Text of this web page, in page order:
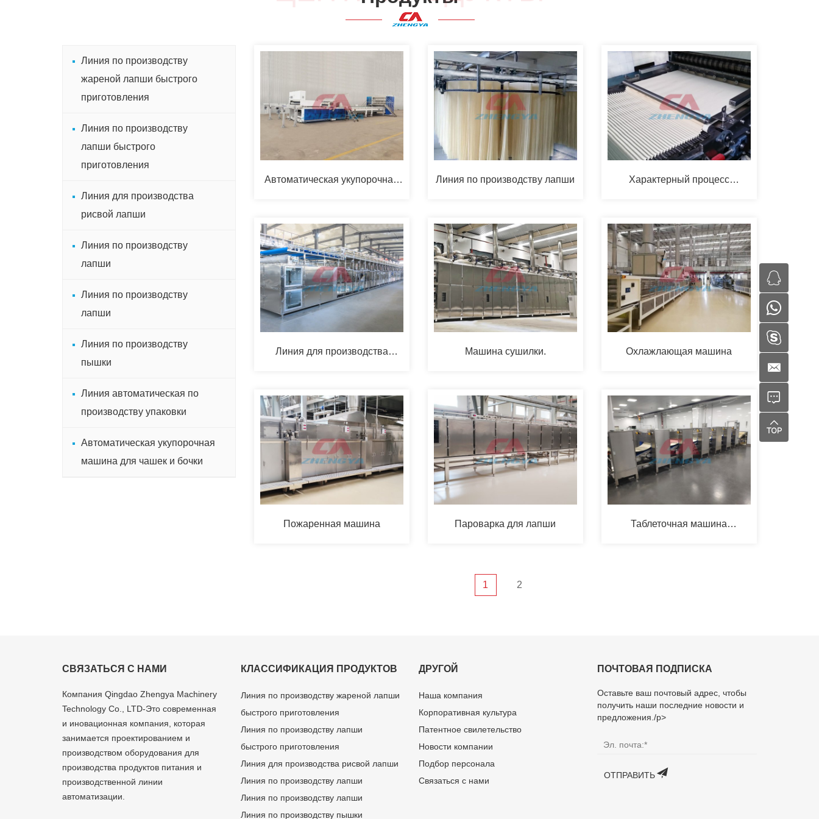
Линия по производству
жареной лапши быстрого
приготовления
Линия по производству
лапши быстрого
приготовления
Линия для производства
рисвой лапши
Линия по производству
лапши
Линия по производству
лапши
Линия по производству
пышки
Линия автоматическая по
производству упаковки
Автоматическая укупорочная
машина для чашек и бочки
Автоматическая укупорочная Линия по производству лапши Характерный процесс
Линия для производства Машина сушилки. Охлажлающая машина
Пожаренная машина Пароварка для лапши Таблеточная машина
1 2
СВЯЗАТЬСЯ С НАМИ
Компания Qingdao Zhengya Machinery
Technology Co., LTD-Это современная
и иновационная компания, которая
занимается проектированием и
производством оборудования для
производства продуктов питания и
производственной линии
автоматизации.
КЛАССИФИКАЦИЯ ПРОДУКТОВ
Линия по производству жареной лапши
быстрого приготовления
Линия по производству лапши
быстрого приготовления
Линия для производства рисвой лапши
Линия по производству лапши
Линия по производству лапши
Линия по производству пышки
ДРУГОЙ
Наша компания
Корпоративная культура
Патентное свилетельство
Новости компании
Подбор персонала
Связаться с нами
ПОЧТОВАЯ ПОДПИСКА
Оставьте ваш почтовый адрес, чтобы
получить наши последние новости и
предложения./p>
ОТПРАВИТЬ